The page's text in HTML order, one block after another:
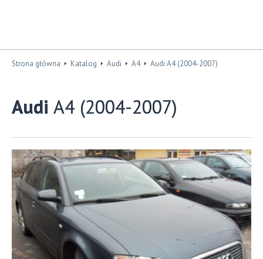
Strona główna Katalog Audi A4 Audi A4 (2004-2007)
Audi A4 (2004-2007)